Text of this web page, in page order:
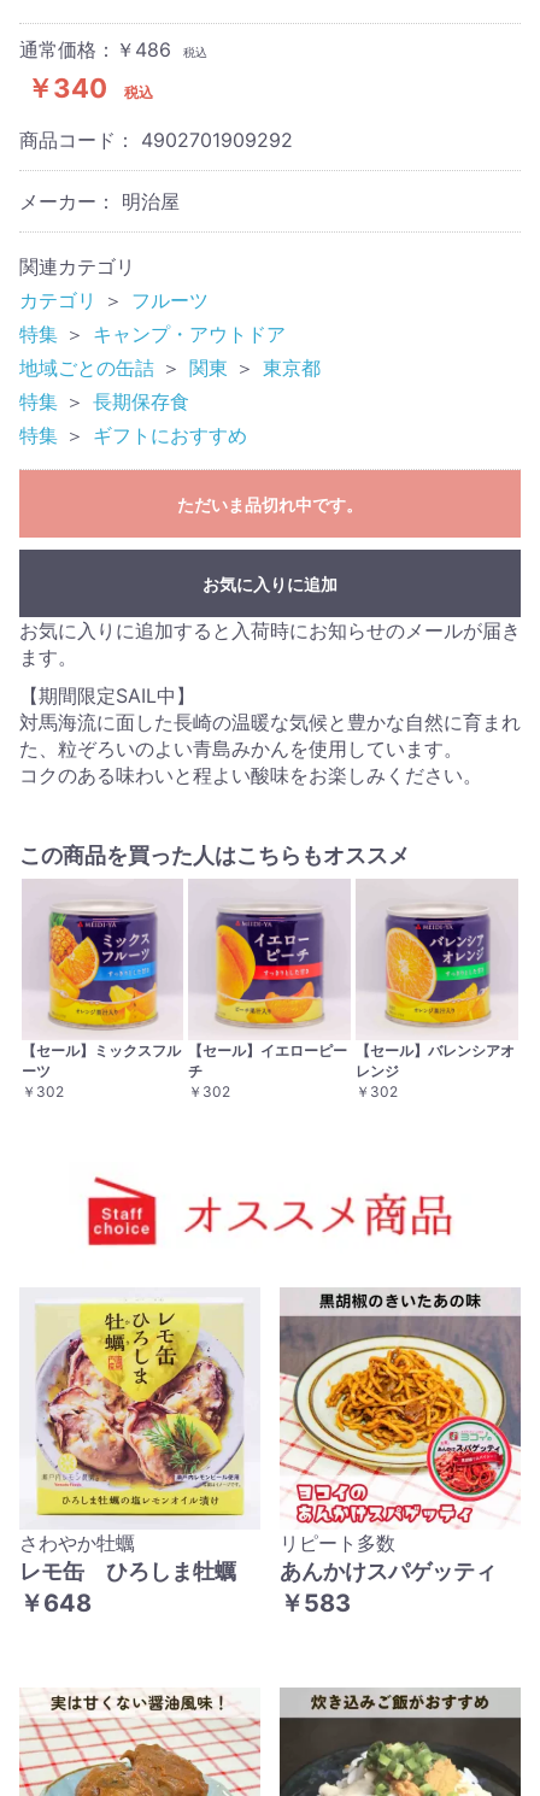
通常価格：￥486 税込
￥340 税込
商品コード： 4902701909292
メーカー： 明治屋
関連カテゴリ
カテゴリ
＞ フルーツ
特集 ＞ キャンプ・アウトドア
地域ごとの缶詰 ＞ 関東 ＞ 東京都
特集 ＞ 長期保存食
特集 ＞ ギフトにおすすめ
ただいま品切れ中です。
お気に入りに追加
お気に入りに追加すると入荷時にお知らせのメールが届き
ます。
【期間限定SAIL中】
対馬海流に面した長崎の温暖な気候と豊かな自然に育まれ
た、粒ぞろいのよい青島みかんを使用しています。
コクのある味わいと程よい酸味をお楽しみください。
この商品を買った人はこちらもオススメ
【セール】ミックスフル
ーツ
￥302
【セール】イエローピー
チ
￥302
【セール】バレンシアオ
レンジ
￥302
さわやか牡蠣
レモ缶 ひろしま牡蠣
￥648
リピート多数
あんかけスパゲッティ
￥583